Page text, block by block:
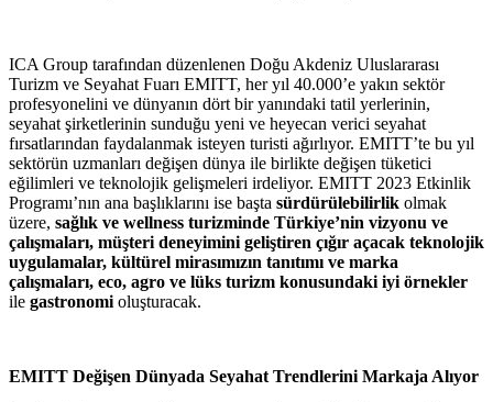
ICA Group tarafından düzenlenen Doğu Akdeniz Uluslararası
Turizm ve Seyahat Fuarı EMITT, her yıl 40.000’e yakın sektör
profesyonelini ve dünyanın dört bir yanındaki tatil yerlerinin,
seyahat şirketlerinin sunduğu yeni ve heyecan verici seyahat
fırsatlarından faydalanmak isteyen turisti ağırlıyor. EMITT’te bu yıl
sektörün uzmanları değişen dünya ile birlikte değişen tüketici
eğilimleri ve teknolojik gelişmeleri irdeliyor. EMITT 2023 Etkinlik
Programı’nın ana başlıklarını ise başta sürdürülebilirlik olmak
üzere, sağlık ve wellness turizminde Türkiye’nin vizyonu ve
çalışmaları, müşteri deneyimini geliştiren çığır açacak teknolojik
uygulamalar, kültürel mirasımızın tanıtımı ve marka
çalışmaları, eco, agro ve lüks turizm konusundaki iyi örnekler
ile gastronomi oluşturacak.
EMITT Değişen Dünyada Seyahat Trendlerini Markaja Alıyor